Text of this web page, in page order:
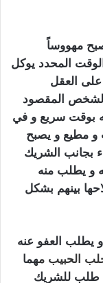
مهووساً
المحدد يوكل
على العقل
المقصود
بوقت سريع و في
و مطيع و يصبح
بجانب الشريك
و يطلب منه
بينهم بشكل
يطلب العفو عنه
الحبيب مهما
طلب للشريك